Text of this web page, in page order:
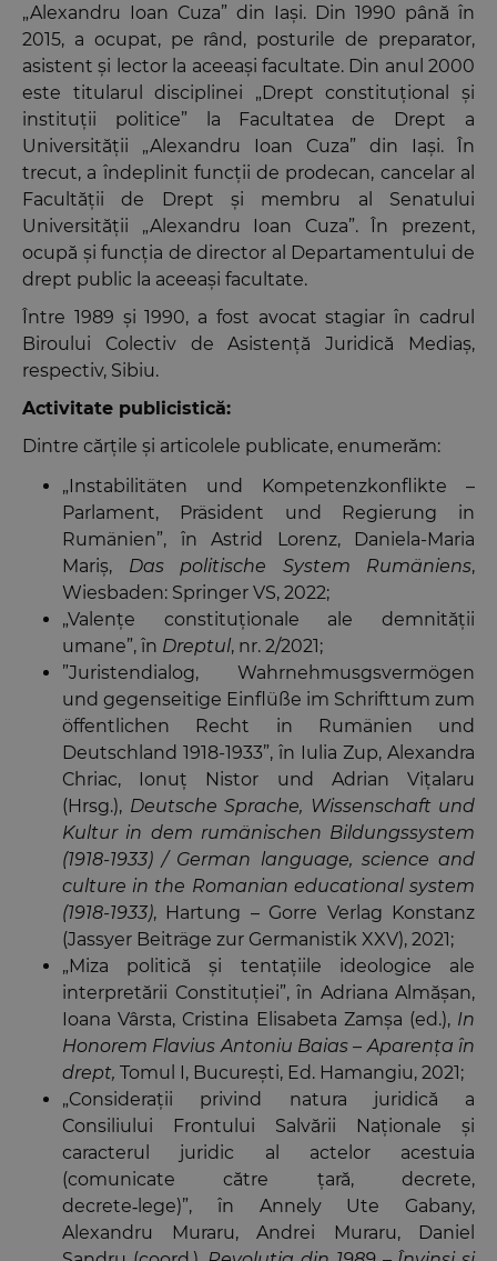
„Alexandru Ioan Cuza” din Iași. Din 1990 până în
2015, a ocupat, pe rând, posturile de preparator,
asistent și lector la aceeași facultate. Din anul 2000
este titularul disciplinei „Drept constituțional și
instituții politice” la Facultatea de Drept a
Universității „Alexandru Ioan Cuza” din Iași. În
trecut, a îndeplinit funcții de prodecan, cancelar al
Facultății de Drept și membru al Senatului
Universității „Alexandru Ioan Cuza”. În prezent,
ocupă și funcția de director al Departamentului de
drept public la aceeași facultate.
Între 1989 și 1990, a fost avocat stagiar în cadrul
Biroului Colectiv de Asistență Juridică Mediaș,
respectiv, Sibiu.
Activitate publicistică:
Dintre cărțile și articolele publicate, enumerăm:
„Instabilitäten und Kompetenzkonflikte –
Parlament, Präsident und Regierung in
Rumänien”, în Astrid Lorenz, Daniela-Maria
Mariş, Das politische System Rumäniens,
Wiesbaden: Springer VS, 2022;
„Valențe constituționale ale demnității
umane”, în Dreptul, nr. 2/2021;
”Juristendialog, Wahrnehmusgsvermögen
und gegenseitige Einflüße im Schrifttum zum
öffentlichen Recht in Rumänien und
Deutschland 1918-1933”, în Iulia Zup, Alexandra
Chriac, Ionuţ Nistor und Adrian Viţalaru
(Hrsg.), Deutsche Sprache, Wissenschaft und
Kultur in dem rumänischen Bildungssystem
(1918-1933) / German language, science and
culture in the Romanian educational system
(1918-1933), Hartung – Gorre Verlag Konstanz
(Jassyer Beiträge zur Germanistik XXV), 2021;
„Miza politică și tentațiile ideologice ale
interpretării Constituției”, în Adriana Almăşan,
Ioana Vârsta, Cristina Elisabeta Zamşa (ed.), In
Honorem Flavius Antoniu Baias – Aparența în
drept, Tomul I, Bucureşti, Ed. Hamangiu, 2021;
„Consideraţii privind natura juridică a
Consiliului Frontului Salvării Naţionale şi
caracterul juridic al actelor acestuia
(comunicate către ţară, decrete,
decrete‑ lege)”, în Annely Ute Gabany,
Alexandru Muraru, Andrei Muraru, Daniel